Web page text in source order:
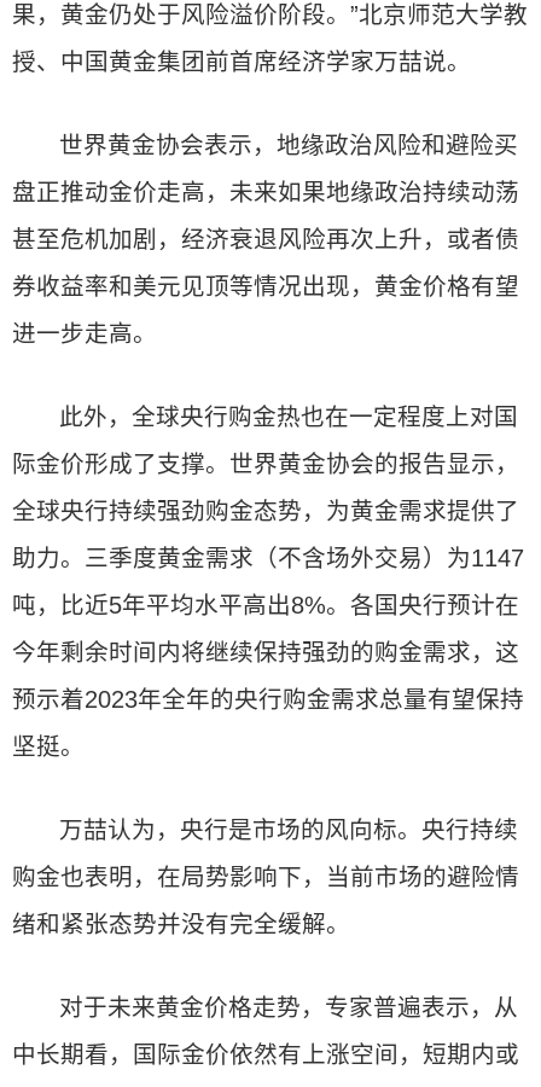
果，黄金仍处于风险溢价阶段。”北京师范大学教
授、中国黄金集团前首席经济学家万喆说。
世界黄金协会表示，地缘政治风险和避险买
盘正推动金价走高，未来如果地缘政治持续动荡
甚至危机加剧，经济衰退风险再次上升，或者债
券收益率和美元见顶等情况出现，黄金价格有望
进一步走高。
此外，全球央行购金热也在一定程度上对国
际金价形成了支撑。世界黄金协会的报告显示，
全球央行持续强劲购金态势，为黄金需求提供了
助力。三季度黄金需求（不含场外交易）为1147
吨，比近5年平均水平高出8%。各国央行预计在
今年剩余时间内将继续保持强劲的购金需求，这
预示着2023年全年的央行购金需求总量有望保持
坚挺。
万喆认为，央行是市场的风向标。央行持续
购金也表明，在局势影响下，当前市场的避险情
绪和紧张态势并没有完全缓解。
对于未来黄金价格走势，专家普遍表示，从
中长期看，国际金价依然有上涨空间，短期内或